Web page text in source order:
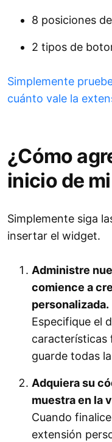
8 posiciones
2 tipos de
Simplemente
cuánto vale la
¿Cómo
inicio de
Simplemente siga
insertar el widget.
Administre
comience a
personalizada.
Especifique el
características
guarde todas
Adquiera su
muestra en la
Cuando
extensión